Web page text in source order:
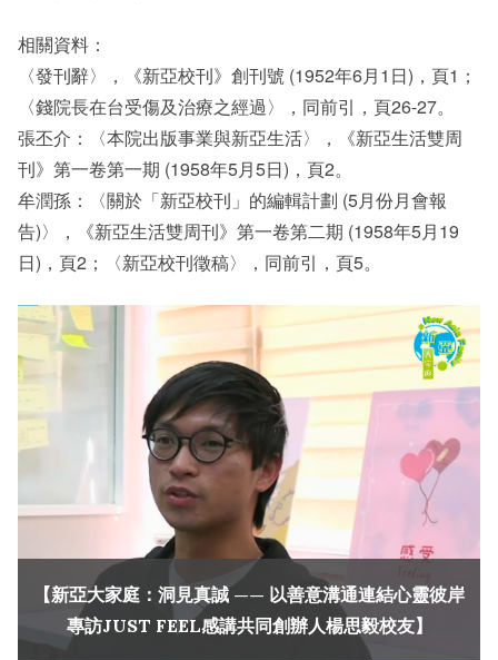
相關資料：
〈發刊辭〉，《新亞校刊》創刊號 (1952年6月1日)，頁1；
〈錢院長在台受傷及治療之經過〉，同前引，頁26-27。
張丕介：〈本院出版事業與新亞生活〉，《新亞生活雙周
刊》第一卷第一期 (1958年5月5日)，頁2。
牟潤孫：〈關於「新亞校刊」的編輯計劃 (5月份月會報
告)〉，《新亞生活雙周刊》第一卷第二期 (1958年5月19
日)，頁2；〈新亞校刊徵稿〉，同前引，頁5。
【新亞大家庭：洞見真誠 —— 以善意溝通連結心靈彼岸
專訪JUST FEEL感講共同創辦人楊思毅校友】